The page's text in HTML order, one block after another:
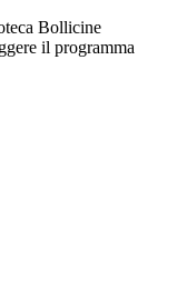
Bollicine
il programma